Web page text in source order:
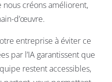
créons améliorent,
d’œuvre.
entreprise à éviter ce
par l’IA garantissent que
restent accessibles,